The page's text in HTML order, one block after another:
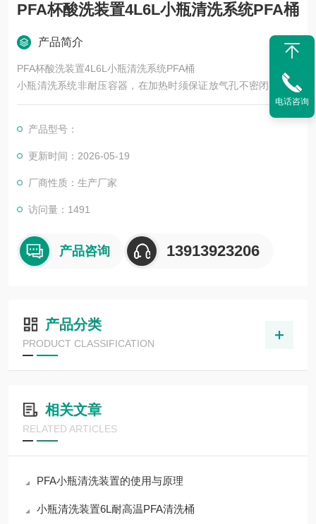
PFA杯酸洗装置4L6L小瓶清洗系统PFA桶
产品简介
PFA杯酸洗装置4L6L小瓶清洗系统PFA桶
小瓶清洗系统非耐压容器，在加热时须保证放气孔不密闭。须在
通风橱内加热。
产品型号：
更新时间：2026-05-19
厂商性质：生产厂家
访问量：1491
产品咨询 13913923206
产品分类
PRODUCT CLASSIFICATION
相关文章
RELATED ARTICLES
PFA小瓶清洗装置的使用与原理
小瓶清洗装置6L耐高温PFA清洗桶
电话咨询